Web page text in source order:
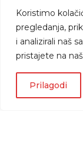
Koristimo
pregledanja,
i analizirali naš
pristajete na
Prilagodi